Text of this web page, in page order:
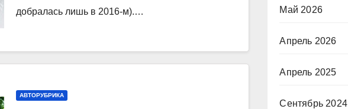
добралась лишь в 2016-м).…
АВТОРУБРИКА
Май 2026
Апрель 2026
Апрель 2025
Сентябрь 2024